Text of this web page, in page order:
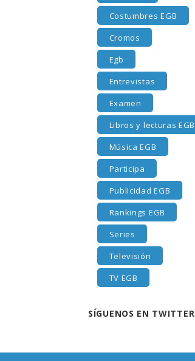
Costumbres EGB
Cromos
Egb
Entrevistas
Examen
Libros y lecturas EGB
Música EGB
Participa
Publicidad EGB
Rankings EGB
Series
Televisión
TV EGB
SÍGUENOS EN TWITTER